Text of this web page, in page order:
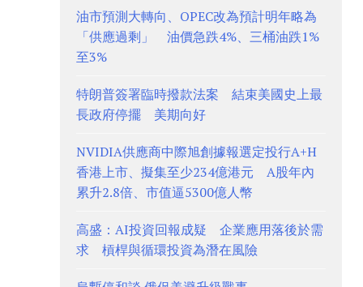
油市預測大轉向、OPEC改為預計明年略為
「供應過剩」 油價急跌4%、三桶油跌1%
至3%
特朗普簽署臨時撥款法案 結束美國史上最
長政府停擺 美期向好
NVIDIA供應商中際旭創據報選定投行A+H
香港上市、擬集至少234億港元 A股年內
累升2.8倍、市值逼5300億人幣
高盛：AI投資回報成疑 企業應用落後於需
求 槓桿與循環投資為潛在風險